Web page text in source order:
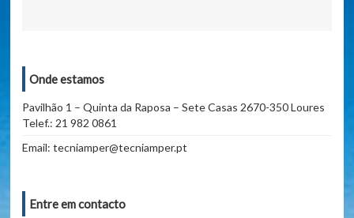
Onde estamos
Pavilhão 1 – Quinta da Raposa – Sete Casas 2670-350 Loures
Telef.: 21 982 0861
Email: tecniamper@tecniamper.pt
Entre em contacto